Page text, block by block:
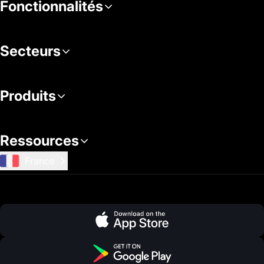
Fonctionnalités
Secteurs
Produits
Ressources